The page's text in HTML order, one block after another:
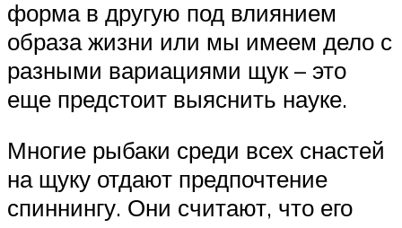
форма в другую под влиянием
образа жизни или мы имеем дело с
разными вариациями щук – это
еще предстоит выяснить науке.
Многие рыбаки среди всех снастей
на щуку отдают предпочтение
спиннингу. Они считают, что его